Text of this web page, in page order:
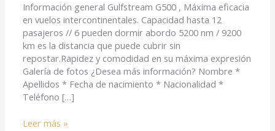
Información general Gulfstream G500 , Máxima eficacia
en vuelos intercontinentales. Capacidad hasta 12
pasajeros // 6 pueden dormir abordo 5200 nm / 9200
km es la distancia que puede cubrir sin
repostar.Rapidez y comodidad en su máxima expresión
Galería de fotos ¿Desea más información? Nombre *
Apellidos * Fecha de nacimiento * Nacionalidad *
Teléfono […]
Leer más »